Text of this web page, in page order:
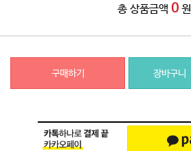
총 상품금액 0 원
구매하기 장바구니